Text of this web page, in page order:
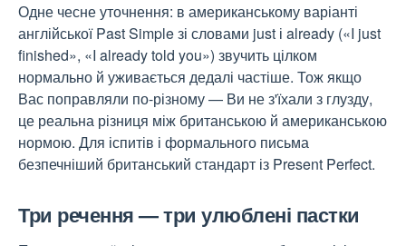
Одне чесне уточнення: в американському варіанті
англійської Past Simple зі словами just і already («I just
finished», «I already told you») звучить цілком
нормально й уживається дедалі частіше. Тож якщо
Вас поправляли по-різному — Ви не з'їхали з глузду,
це реальна різниця між британською й американською
нормою. Для іспитів і формального письма
безпечніший британський стандарт із Present Perfect.
Три речення — три улюблені пастки